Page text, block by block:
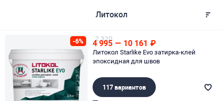
Литокол
-6% 2 320
4 995 — 10 161 ₽
Литокол Starlike Evo затирка-клей
эпоксидная для швов
117 вариантов